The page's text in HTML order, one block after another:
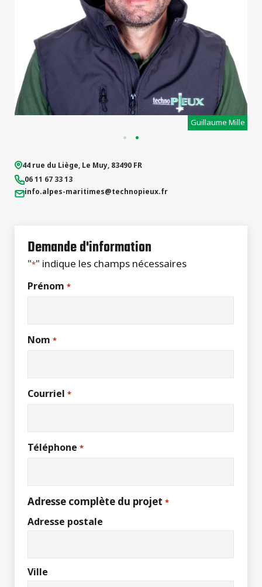
Guillaume Mille
44 rue du Liège, Le Muy, 83490 FR
06 11 67 33 13
info.alpes-maritimes@technopieux.fr
Demande d'information
"*" indique les champs nécessaires
Prénom *
Nom *
Courriel *
Téléphone *
Adresse complète du projet *
Adresse postale
Ville